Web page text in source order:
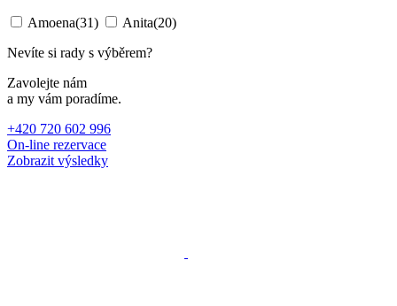
Amoena(31) Anita(20)
Nevíte si rady s výběrem?
Zavolejte nám
a my vám poradíme.
+420 720 602 996
On-line rezervace
Zobrazit výsledky